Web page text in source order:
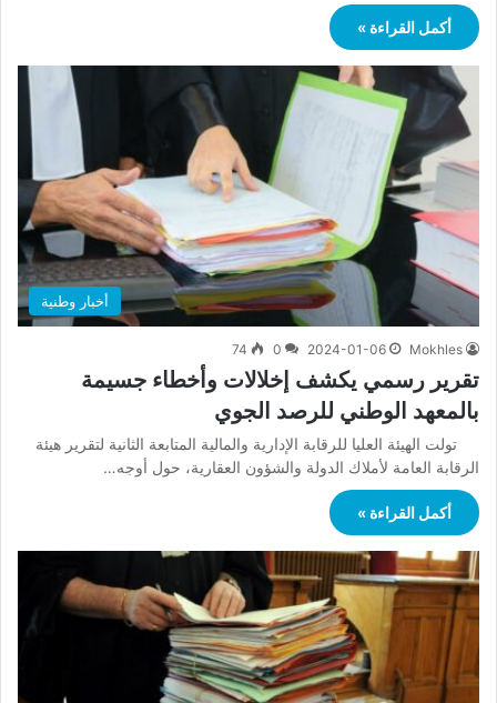
أكمل القراءة »
أخبار وطنية
Mokhles
2024-01-06
0
74
تقرير رسمي يكشف إخلالات وأخطاء جسيمة
بالمعهد الوطني للرصد الجوي
تولت الهيئة العليا للرقابة الإدارية والمالية المتابعة الثانية لتقرير هيئة
الرقابة العامة لأملاك الدولة والشؤون العقارية، حول أوجه…
أكمل القراءة »